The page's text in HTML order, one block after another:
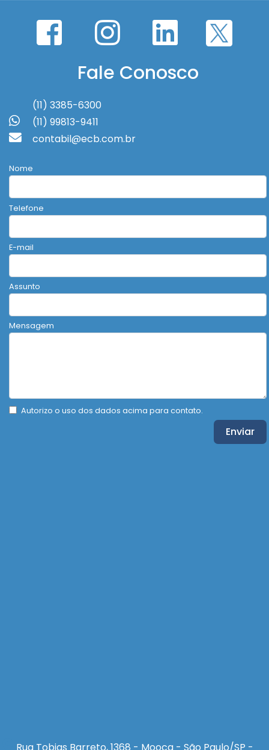
Fale Conosco
(11) 3385-6300
(11) 99813-9411
contabil@ecb.com.br
Nome
Telefone
E-mail
Assunto
Mensagem
Autorizo o uso dos dados acima para contato.
Enviar